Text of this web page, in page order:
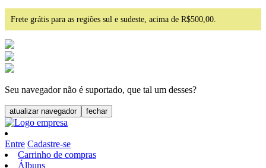
Frete grátis para as regiões sul e sudeste, acima de R$500,00.
Seu navegador não é suportado, que tal um desses?
atualizar navegador fechar
Entre Cadastre-se
Carrinho de compras
Álbuns